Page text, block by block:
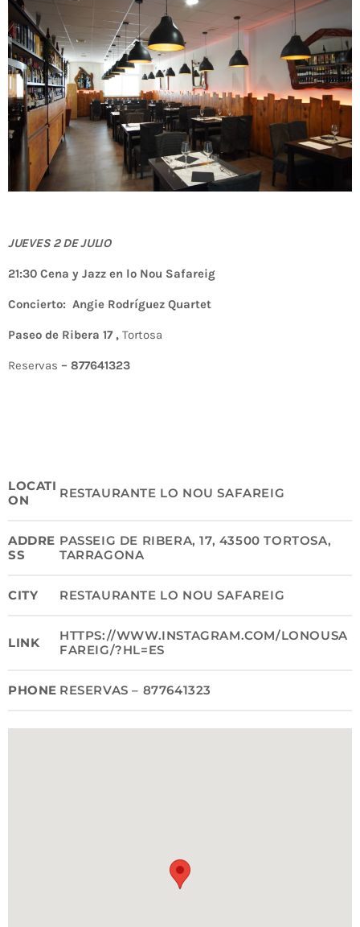
JUEVES 2 DE JULIO
21:30 Cena y Jazz en lo Nou Safareig
Concierto: Angie Rodríguez Quartet
Paseo de Ribera 17 , Tortosa
Reservas – 877641323
LOCATI
ON
RESTAURANTE LO NOU SAFAREIG
ADDRE
SS
PASSEIG DE RIBERA, 17, 43500 TORTOSA,
TARRAGONA
CITY RESTAURANTE LO NOU SAFAREIG
LINK
HTTPS://WWW.INSTAGRAM.COM/LONOUSA
FAREIG/?HL=ES
PHONE RESERVAS – 877641323